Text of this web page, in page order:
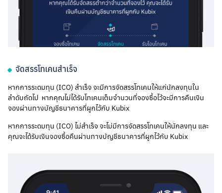
จัดสรรโทเคนสำเร็จ
หากการระดมทุน (ICO) สำเร็จ จะมีการจัดสรรโทเคนให้แก่นักลงทุนใน
ลำดับถัดไป หากคุณไม่ได้รับโทเคนเต็มจำนวนที่จองซื้อไว้จะมีการคืนเงิน
จองผ่านทางบัญชีธนาคารที่ผูกไว้กับ Kubix
หากการระดมทุน (ICO) ไม่สำเร็จ จะไม่มีการจัดสรรโทเคนให้นักลงทุน และ
คุณจะได้รับเงินจองซื้อคืนผ่านทางบัญชีธนาคารที่ผูกไว้กับ Kubix